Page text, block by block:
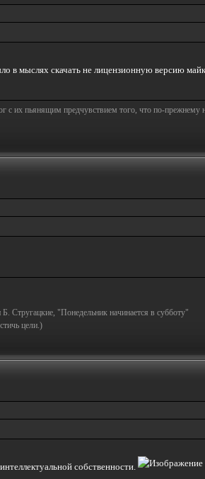
в мыслях скачать не лицензионную версию
с их пьянящим предчувствием того, что по-прежнему
Б. Стругацкие, "Понедельник начинается в субботу"
цели.)
собственности.